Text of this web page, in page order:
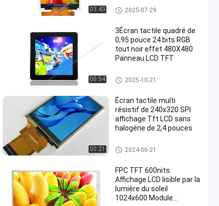
03:43
IPS d'affichage d'affichage à cr
istaux liquides
2025-07-28
00:54
3Écran tactile quadré de
0,95 pouce 24 bits RGB
tout noir effet 480X480
Panneau LCD TFT
Petit écran tactile d'affichage à
cristaux liquides
2025-10-21
00:21
Écran tactile multi
résistif de 240x320 SPI
affichage Tft LCD sans
halogène de 2,4 pouces
Affichage résistif d'affichage à
cristaux liquides
2024-06-21
FPC TFT 600nits
Affichage LCD lisible par la
lumière du soleil
1024x600 Module